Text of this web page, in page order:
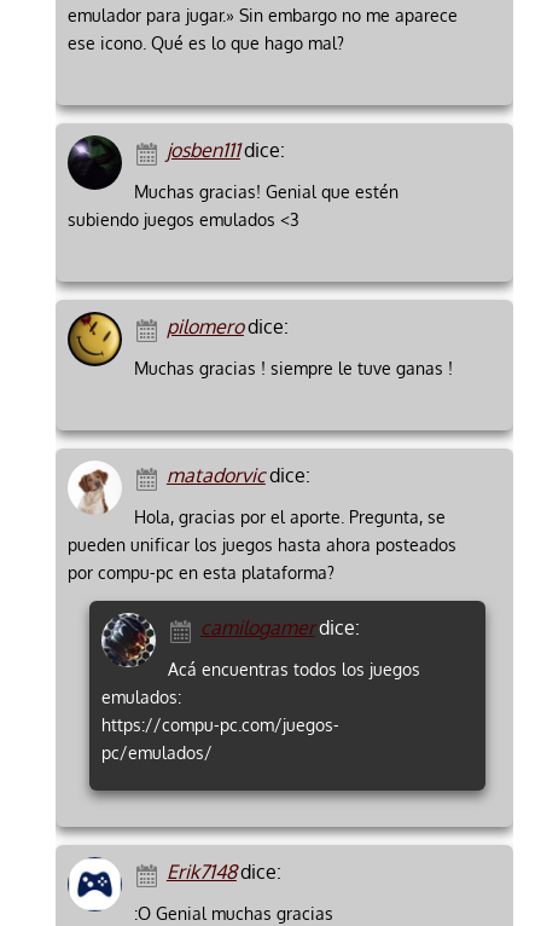
emulador para jugar.» Sin embargo no me aparece
ese icono. Qué es lo que hago mal?
josben111dice:
Muchas gracias! Genial que estén
subiendo juegos emulados <3
pilomerodice:
Muchas gracias ! siempre le tuve ganas !
matadorvicdice:
Hola, gracias por el aporte. Pregunta, se
pueden unificar los juegos hasta ahora posteados
por compu-pc en esta plataforma?
camilogamerdice:
Acá encuentras todos los juegos
emulados:
https://compu-pc.com/juegos-
pc/emulados/
Erik7148dice:
:O Genial muchas gracias